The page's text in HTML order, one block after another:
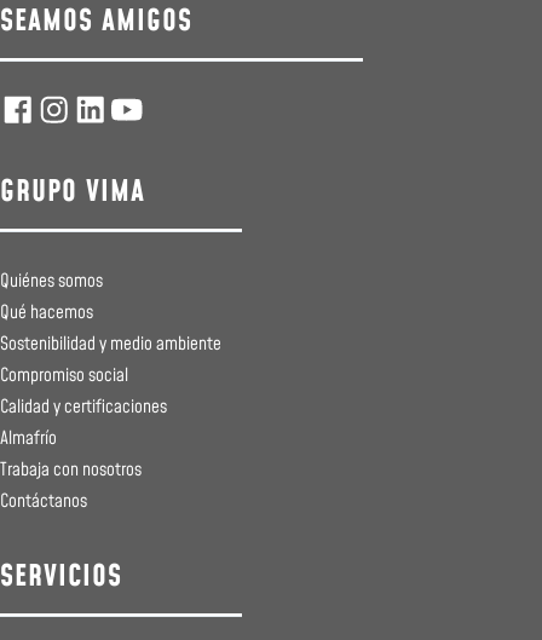
SEAMOS AMIGOS
GRUPO VIMA
Quiénes somos
Qué hacemos
Sostenibilidad y medio ambiente
Compromiso social
Calidad y certificaciones
Almafrío
Trabaja con nosotros
Contáctanos
SERVICIOS